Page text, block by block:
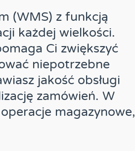
(WMS) z funkcją
każdej wielkości.
Ci zwiększyć
niepotrzebne
jakość obsługi
zamówień. W
magazynowe,